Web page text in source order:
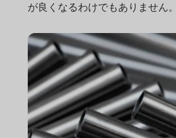
が良くなるわけでもありません。.